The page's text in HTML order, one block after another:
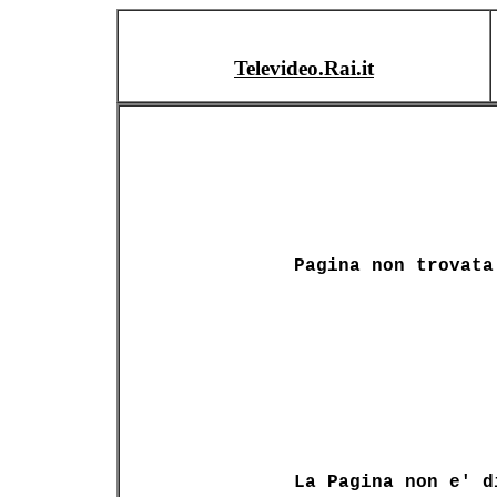
Televideo.Rai.it
Pagina non trovata
La Pagina non e'